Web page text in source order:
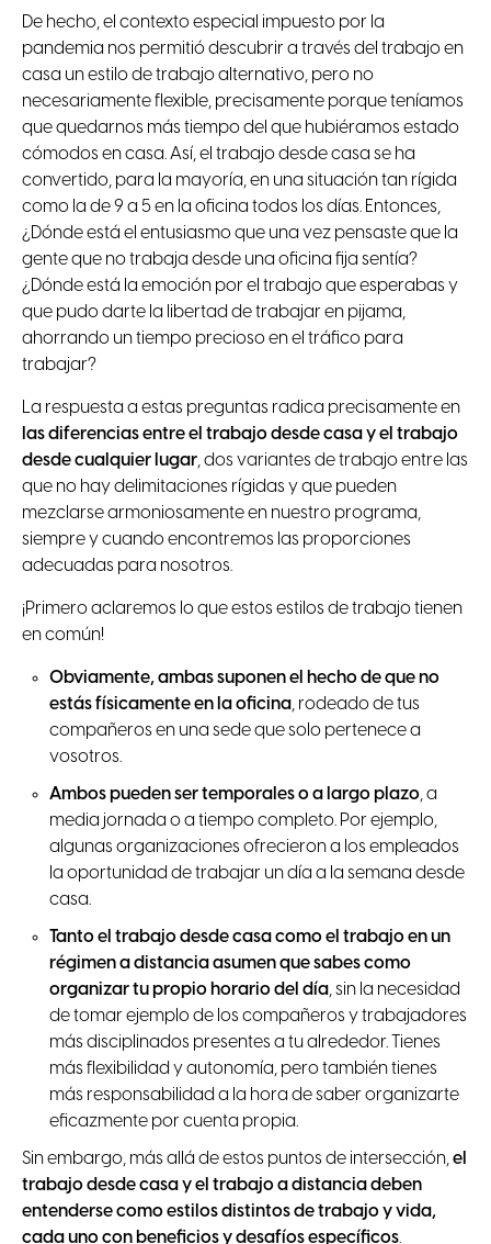
De hecho, el contexto especial impuesto por la
pandemia nos permitió descubrir a través del trabajo en
casa un estilo de trabajo alternativo, pero no
necesariamente flexible, precisamente porque teníamos
que quedarnos más tiempo del que hubiéramos estado
cómodos en casa. Así, el trabajo desde casa se ha
convertido, para la mayoría, en una situación tan rígida
como la de 9 a 5 en la oficina todos los días. Entonces,
¿Dónde está el entusiasmo que una vez pensaste que la
gente que no trabaja desde una oficina fija sentía?
¿Dónde está la emoción por el trabajo que esperabas y
que pudo darte la libertad de trabajar en pijama,
ahorrando un tiempo precioso en el tráfico para
trabajar?
La respuesta a estas preguntas radica precisamente en
las diferencias entre el trabajo desde casa y el trabajo
desde cualquier lugar, dos variantes de trabajo entre las
que no hay delimitaciones rígidas y que pueden
mezclarse armoniosamente en nuestro programa,
siempre y cuando encontremos las proporciones
adecuadas para nosotros.
¡Primero aclaremos lo que estos estilos de trabajo tienen
en común!
Obviamente, ambas suponen el hecho de que no
estás físicamente en la oficina, rodeado de tus
compañeros en una sede que solo pertenece a
vosotros.
Ambos pueden ser temporales o a largo plazo, a
media jornada o a tiempo completo. Por ejemplo,
algunas organizaciones ofrecieron a los empleados
la oportunidad de trabajar un día a la semana desde
casa.
Tanto el trabajo desde casa como el trabajo en un
régimen a distancia asumen que sabes como
organizar tu propio horario del día, sin la necesidad
de tomar ejemplo de los compañeros y trabajadores
más disciplinados presentes a tu alrededor. Tienes
más flexibilidad y autonomía, pero también tienes
más responsabilidad a la hora de saber organizarte
eficazmente por cuenta propia.
Sin embargo, más allá de estos puntos de intersección,el
trabajo desde casa y el trabajo a distancia deben
entenderse como estilos distintos de trabajo y vida,
cada uno con beneficios y desafíos específicos.